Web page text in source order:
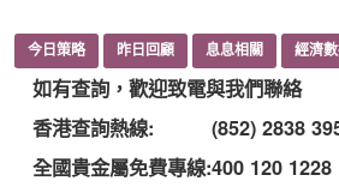
今日策略 昨日回顧 息息相關 經濟
如有查詢，歡迎致電與我們聯絡
香港查詢熱線:
(852) 2838
全國貴金屬免費專線:400 120 1228